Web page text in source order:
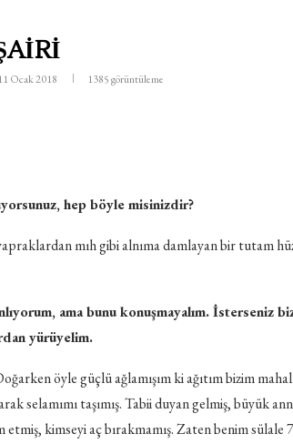
11 Ocak 2018 1385görüntüleme
hep böyle misinizdir?
mıh gibi alnıma damlayan bir tutam
ama bunu konuşmayalım. İsterseniz
yürüyelim.
öyle güçlü ağlamışım ki ağıtım bizim
selamımı taşımış. Tabii duyan gelmiş, büyük
kimseyi aç bırakmamış. Zaten benim sülale